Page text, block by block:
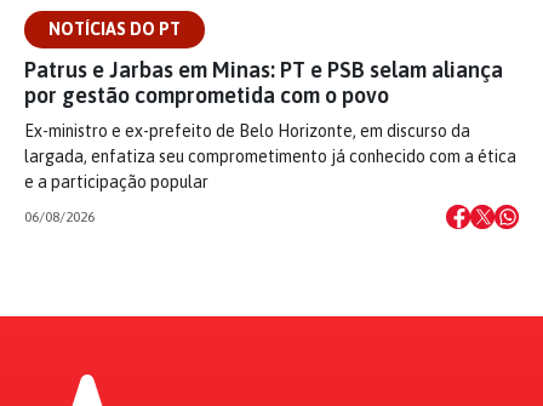
NOTÍCIAS DO PT
Patrus e Jarbas em Minas: PT e PSB selam aliança
por gestão comprometida com o povo
Ex-ministro e ex-prefeito de Belo Horizonte, em discurso da
largada, enfatiza seu comprometimento já conhecido com a ética
e a participação popular
06/08/2026